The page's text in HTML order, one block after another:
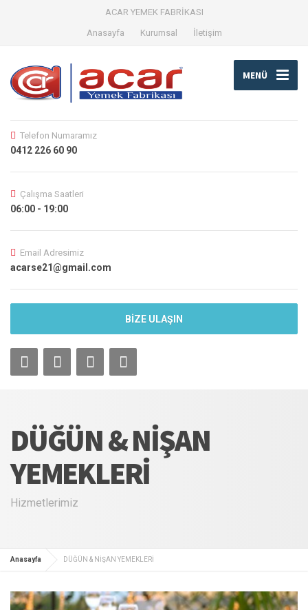
ACAR YEMEK FABRİKASI
Anasayfa
Kurumsal İletişim
MENÜ
Telefon Numaramız
0412 226 60 90
Çalışma Saatleri
06:00 - 19:00
Email Adresimiz
acarse21@gmail.com
BİZE ULAŞIN
DÜĞÜN & NİŞAN
YEMEKLERİ
Hizmetlerimiz
Anasayfa DÜĞÜN & NİŞAN YEMEKLERİ